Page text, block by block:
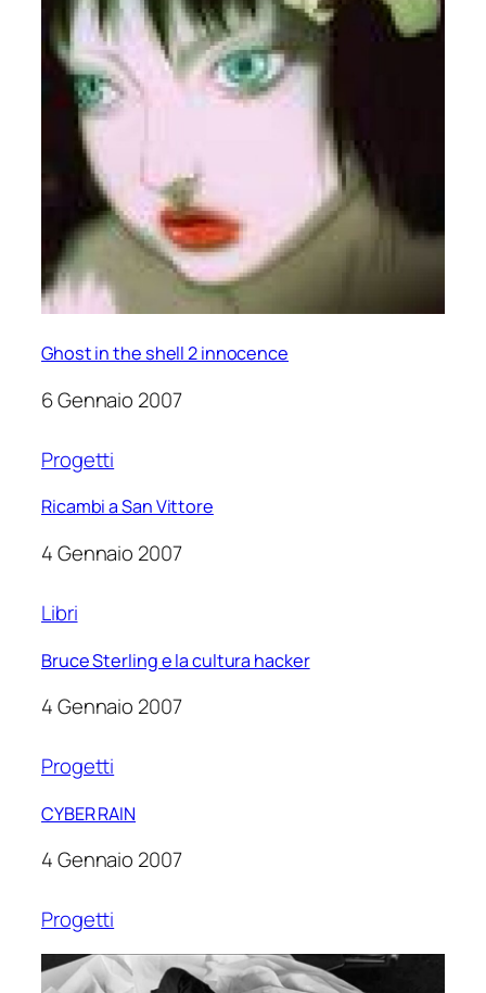
Ghost in the shell 2 innocence
6 Gennaio 2007
Progetti
Ricambi a San Vittore
4 Gennaio 2007
Libri
Bruce Sterling e la cultura hacker
4 Gennaio 2007
Progetti
CYBER RAIN
4 Gennaio 2007
Progetti